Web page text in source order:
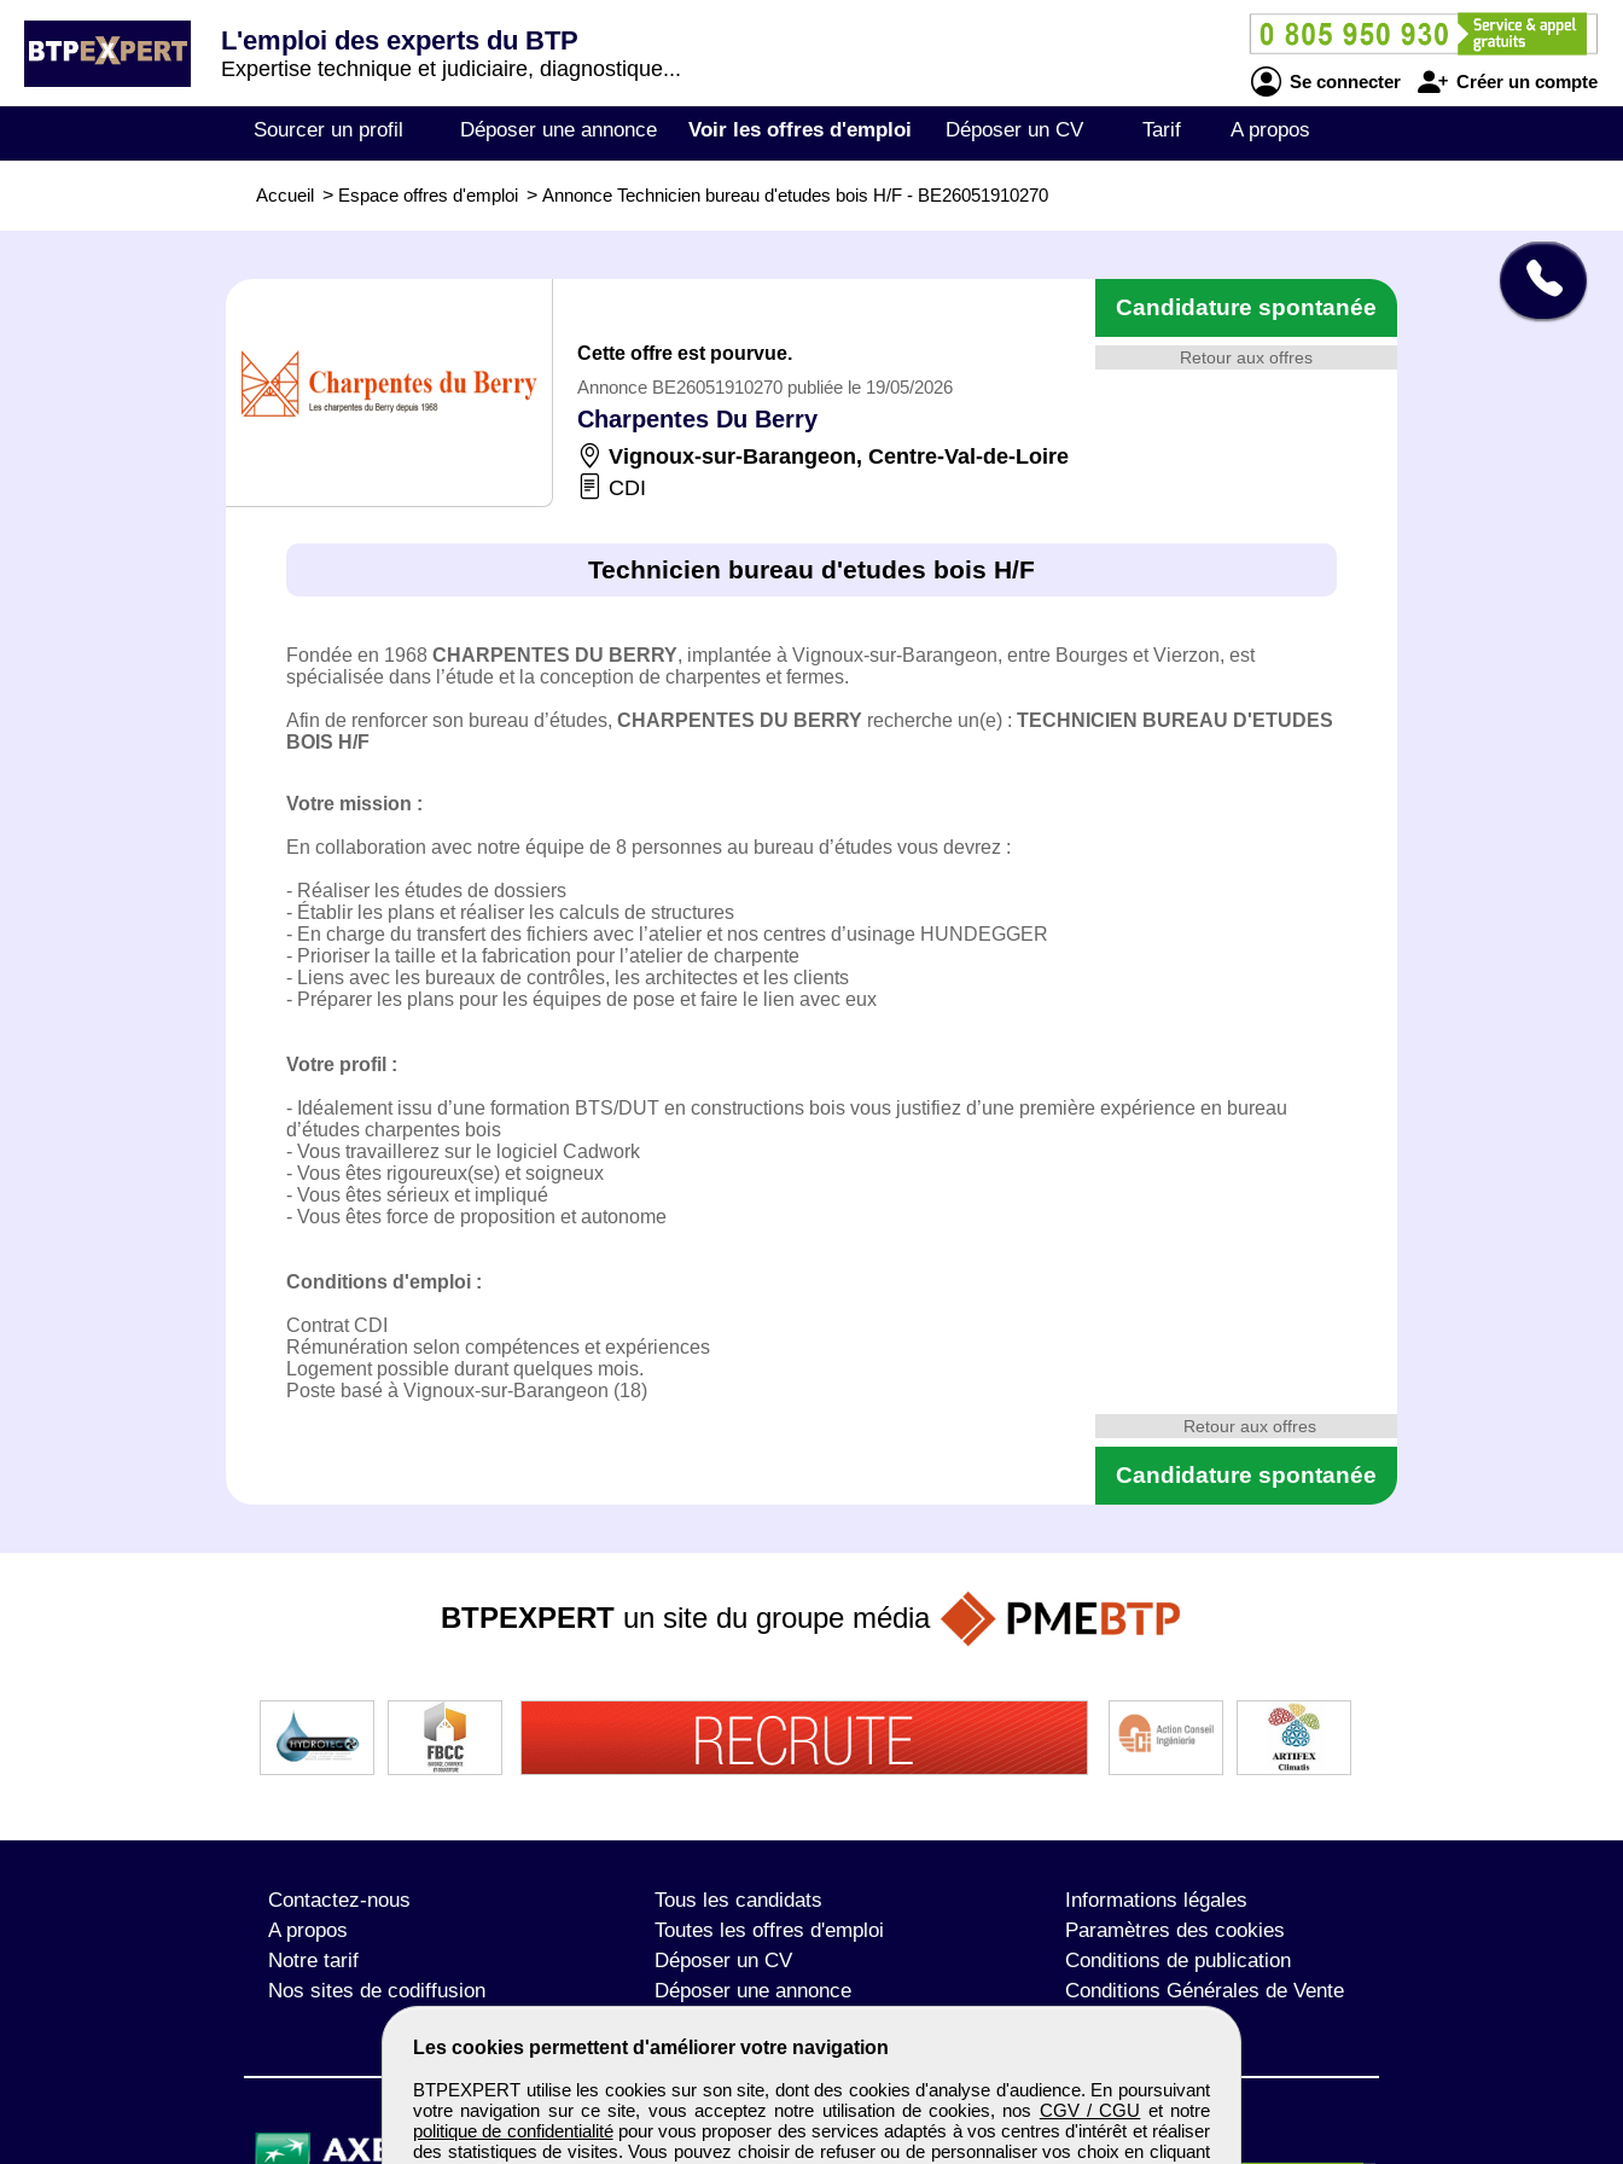
L'emploi des experts du BTP
Expertise technique et judiciaire, diagnostique...
Se connecter Créer un compte
Sourcer un profil Déposer une annonce Voir les offres d'emploi Déposer un CV Tarif A propos
Accueil > Espace offres d'emploi > Annonce Technicien bureau d'etudes bois H/F - BE26051910270
Retour aux offres
Candidature spontanée
Cette offre est pourvue.
Annonce BE26051910270 publiée le 19/05/2026
Charpentes Du Berry
Vignoux-sur-Barangeon, Centre-Val-de-Loire
CDI
Technicien bureau d'etudes bois H/F
Fondée en 1968 CHARPENTES DU BERRY, implantée à Vignoux-sur-Barangeon, entre Bourges et Vierzon, est
spécialisée dans l’étude et la conception de charpentes et fermes.
Afin de renforcer son bureau d’études, CHARPENTES DU BERRY recherche un(e) : TECHNICIEN BUREAU D'ETUDES
BOIS H/F
Votre mission :
En collaboration avec notre équipe de 8 personnes au bureau d’études vous devrez :
- Réaliser les études de dossiers
- Établir les plans et réaliser les calculs de structures
- En charge du transfert des fichiers avec l’atelier et nos centres d’usinage HUNDEGGER
- Prioriser la taille et la fabrication pour l’atelier de charpente
- Liens avec les bureaux de contrôles, les architectes et les clients
- Préparer les plans pour les équipes de pose et faire le lien avec eux
Votre profil :
- Idéalement issu d’une formation BTS/DUT en constructions bois vous justifiez d’une première expérience en bureau
d’études charpentes bois
- Vous travaillerez sur le logiciel Cadwork
- Vous êtes rigoureux(se) et soigneux
- Vous êtes sérieux et impliqué
- Vous êtes force de proposition et autonome
Conditions d'emploi :
Contrat CDI
Rémunération selon compétences et expériences
Logement possible durant quelques mois.
Poste basé à Vignoux-sur-Barangeon (18)
Candidature spontanée
Retour aux offres
Les cookies permettent d'améliorer votre navigation
BTPEXPERT utilise les cookies sur son site, dont des cookies d'analyse d'audience. En poursuivant
votre navigation sur ce site, vous acceptez notre utilisation de cookies, nos CGV / CGU et notre
politique de confidentialitépour vous proposer des services adaptés à vos centres d'intérêt et réaliser
des statistiques de visites. Vous pouvez choisir de refuser ou de personnaliser vos choix en cliquant
BTPEXPERTun site du groupe média
Contactez-nous
A propos
Notre tarif
Nos sites de codiffusion
Tous les candidats
Toutes les offres d'emploi
Déposer un CV
Déposer une annonce
Informations légales
Paramètres des cookies
Conditions de publication
Conditions Générales de Vente